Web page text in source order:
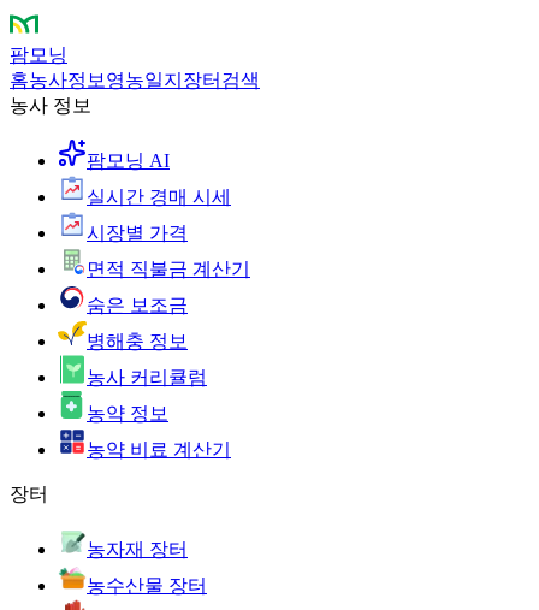
팜모닝
홈농사정보 영농일지 장터 검색
농사 정보
팜모닝 AI
실시간 경매 시세
시장별 가격
면적 직불금 계산기
숨은 보조금
병해충 정보
농사 커리큘럼
농약 정보
농약 비료 계산기
장터
농자재 장터
농수산물 장터